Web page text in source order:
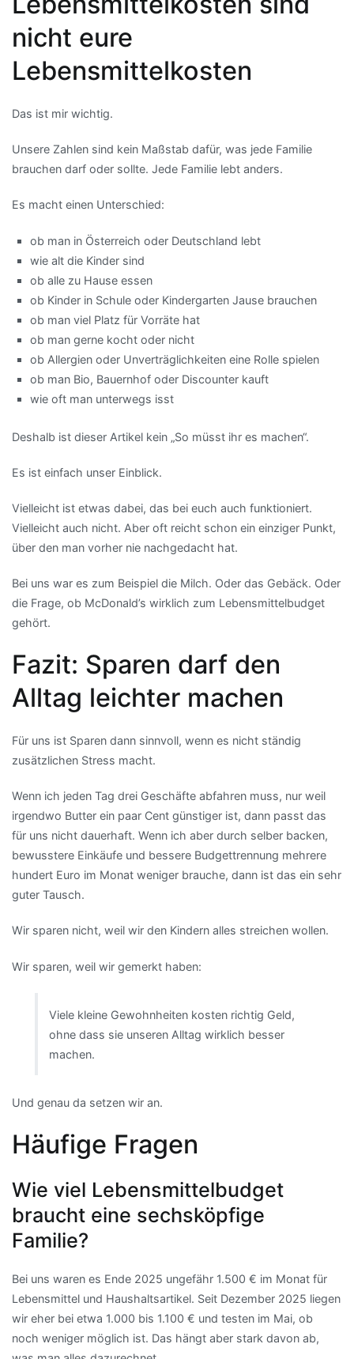
nicht eure
Lebensmittelkosten
Das ist mir wichtig.
Unsere Zahlen sind kein Maßstab dafür, was jede Familie
brauchen darf oder sollte. Jede Familie lebt anders.
Es macht einen Unterschied:
ob man in Österreich oder Deutschland lebt
wie alt die Kinder sind
ob alle zu Hause essen
ob Kinder in Schule oder Kindergarten Jause brauchen
ob man viel Platz für Vorräte hat
ob man gerne kocht oder nicht
ob Allergien oder Unverträglichkeiten eine Rolle spielen
ob man Bio, Bauernhof oder Discounter kauft
wie oft man unterwegs isst
Deshalb ist dieser Artikel kein „So müsst ihr es machen“.
Es ist einfach unser Einblick.
Vielleicht ist etwas dabei, das bei euch auch funktioniert.
Vielleicht auch nicht. Aber oft reicht schon ein einziger Punkt,
über den man vorher nie nachgedacht hat.
Bei uns war es zum Beispiel die Milch. Oder das Gebäck. Oder
die Frage, ob McDonald’s wirklich zum Lebensmittelbudget
gehört.
Fazit: Sparen darf den
Alltag leichter machen
Für uns ist Sparen dann sinnvoll, wenn es nicht ständig
zusätzlichen Stress macht.
Wenn ich jeden Tag drei Geschäfte abfahren muss, nur weil
irgendwo Butter ein paar Cent günstiger ist, dann passt das
für uns nicht dauerhaft. Wenn ich aber durch selber backen,
bewusstere Einkäufe und bessere Budgettrennung mehrere
hundert Euro im Monat weniger brauche, dann ist das ein sehr
guter Tausch.
Wir sparen nicht, weil wir den Kindern alles streichen wollen.
Wir sparen, weil wir gemerkt haben:
Viele kleine Gewohnheiten kosten richtig Geld,
ohne dass sie unseren Alltag wirklich besser
machen.
Und genau da setzen wir an.
Häufige Fragen
Wie viel Lebensmittelbudget
braucht eine sechsköpfige
Familie?
Bei uns waren es Ende 2025 ungefähr 1.500 € im Monat für
Lebensmittel und Haushaltsartikel. Seit Dezember 2025 liegen
wir eher bei etwa 1.000 bis 1.100 € und testen im Mai, ob
noch weniger möglich ist. Das hängt aber stark davon ab,